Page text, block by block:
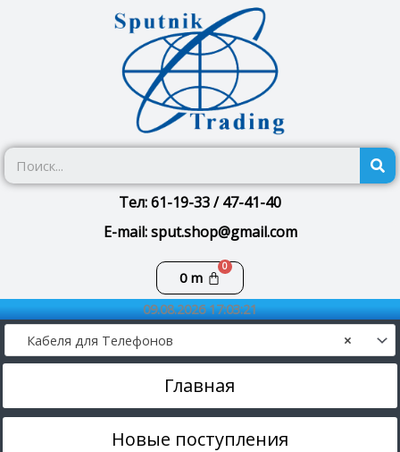
Тел: 61-19-33 / 47-41-40
E-mail: sput.shop@gmail.com
0m
Корзина
09.08.2026 17:03:21
×
Кабеля для Телефонов
Главная
Новые поступления